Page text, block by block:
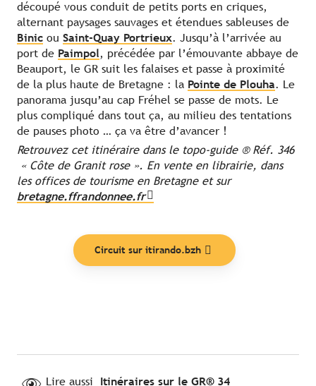
découpé vous conduit de petits ports en criques,
alternant paysages sauvages et étendues sableuses de
Binic ou Saint-Quay Portrieux. Jusqu’à l’arrivée au
port de Paimpol, précédée par l’émouvante abbaye de
Beauport, le GR suit les falaises et passe à proximité
de la plus haute de Bretagne : la Pointe de Plouha. Le
panorama jusqu’au cap Fréhel se passe de mots. Le
plus compliqué dans tout ça, au milieu des tentations
de pauses photo … ça va être d’avancer !
Retrouvez cet itinéraire dans le topo-guide ® Réf. 346
« Côte de Granit rose ». En vente en librairie, dans
les offices de tourisme en Bretagne et sur
bretagne.ffrandonnee.fr
Circuit sur itirando.bzh
Lire aussi Itinéraires sur le GR® 34